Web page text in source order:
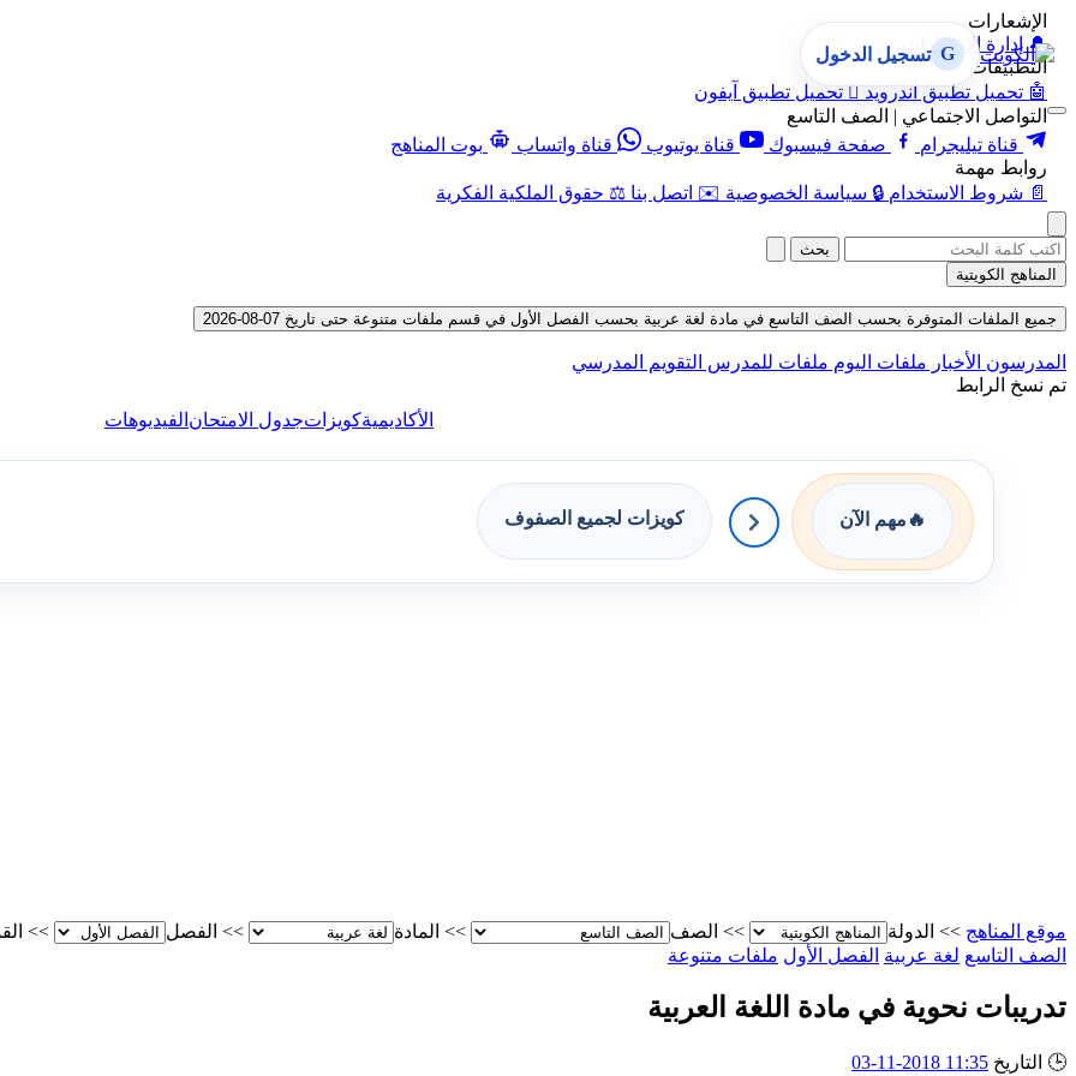
الإشعارات
🔔 إدارة الإشعارات
التطبيقات
🤖 تحميل تطبيق أندرويد  تحميل تطبيق آيفون
التواصل الاجتماعي | الصف التاسع
قناة تيليجرام
صفحة فيسبوك قناة يوتيوب قناة واتساب
بوت المناهج
روابط مهمة
📄 شروط الاستخدام 🔒 سياسة الخصوصية ✉️ اتصل بنا ⚖️ حقوق الملكية الفكرية
G تسجيل الدخول
بحث
المناهج الكويتية
جميع الملفات المتوفرة بحسب الصف التاسع في مادة لغة عربية بحسب الفصل الأول في قسم ملفات متنوعة حتى تاريخ 07-08-2026
المدرسون الأخبار ملفات اليوم ملفات للمدرس التقويم المدرسي
تم نسخ الرابط
الأكاديميةكويزاتجدول الامتحان الفيديوهات
🔥 مهم الآن كويزات لجميع الصفوف
موقع المناهج >> الدولة >> الصف >> المادة >> الفصل >>
الصف التاسع لغة عربية الفصل الأول ملفات متنوعة
تدريبات نحوية في مادة اللغة العربية
🕒 التاريخ 11:35 2018-11-03